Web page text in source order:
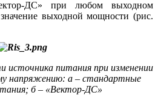
ДС» при любом выходном
выходной мощности (рис.
источника питания при изменении
напряжению: а – стандартные
б – «Вектор-ДС»